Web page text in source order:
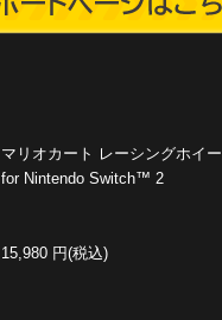
マリオカート レーシングホイ
for Nintendo Switch™ 2
15,980 円(税込)